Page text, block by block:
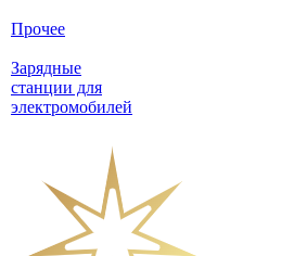
Прочее
Зарядные
станции для
электромобилей